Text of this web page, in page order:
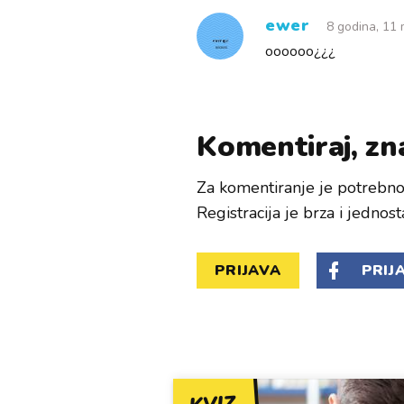
ewer 8 godina, 11
oooooo¿¿¿
Komentiraj,
Za komentiranje je
Registracija je brza i
PRIJAVA